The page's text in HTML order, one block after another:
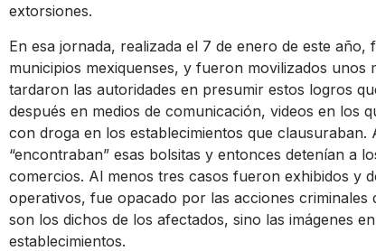
extorsiones.
En esa jornada, realizada el 7 de enero de este
municipios mexiquenses, y fueron movilizados unos
tardaron las autoridades en presumir estos logros
después en medios de comunicación, videos en los
con droga en los establecimientos que
“encontraban” esas bolsitas y entonces detenían a
comercios. Al menos tres casos fueron exhibidos y
operativos, fue opacado por las acciones
son los dichos de los afectados, sino las imágenes
establecimientos.